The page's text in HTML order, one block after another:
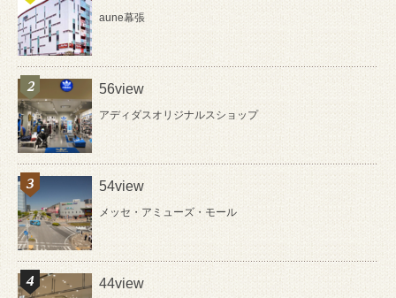
aune幕張
56view
アディダスオリジナルスショップ
54view
メッセ・アミューズ・モール
44view